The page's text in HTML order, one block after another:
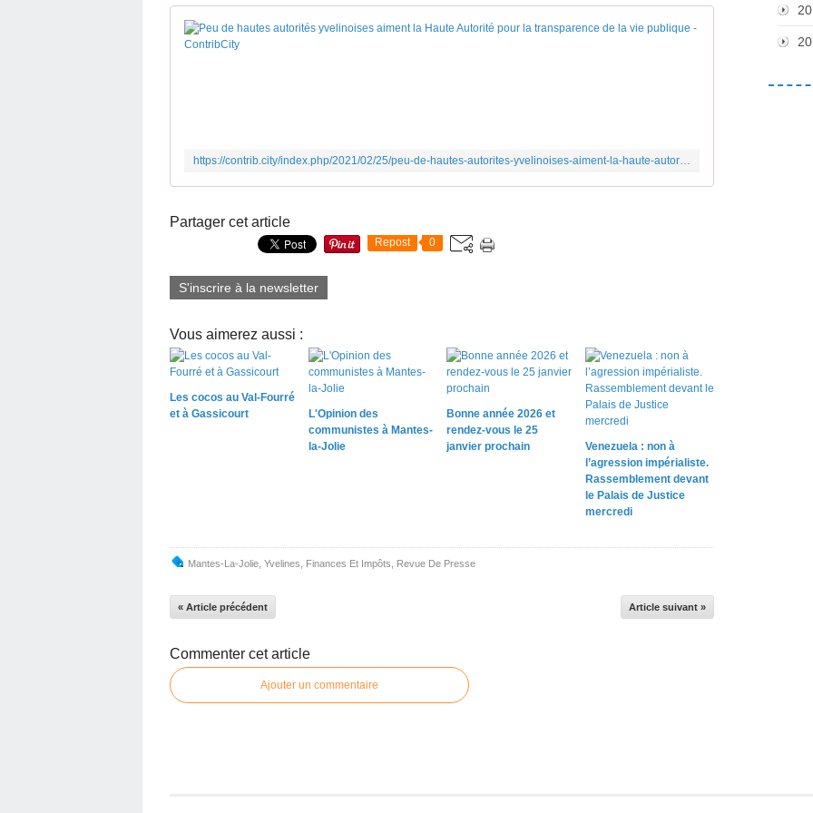
e
n
7
https://contrib.city/index.php/2021/02/25/peu-de-hautes-autorites-yvelinoises-aiment-la-haute-autorite-pour-la-transparence-de-la-vie-publique/
Partager cet article
Repost 0
S'inscrire à la newsletter
Vous aimerez aussi :
Les cocos au Val-Fourré
et à Gassicourt
L'Opinion des
communistes à Mantes-
la-Jolie
Bonne année 2026 et
rendez-vous le 25
janvier prochain
Venezuela : non à
l’agression impérialiste.
Rassemblement devant
le Palais de Justice
mercredi
Mantes-La-Jolie Yvelines Finances Et Impôts Revue De Presse
« Article précédent Article suivant »
Commenter cet article
Ajouter un commentaire